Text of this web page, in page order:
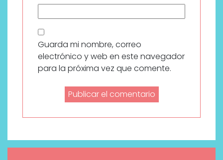
Guarda mi nombre, correo
electrónico y web en este navegador
para la próxima vez que comente.